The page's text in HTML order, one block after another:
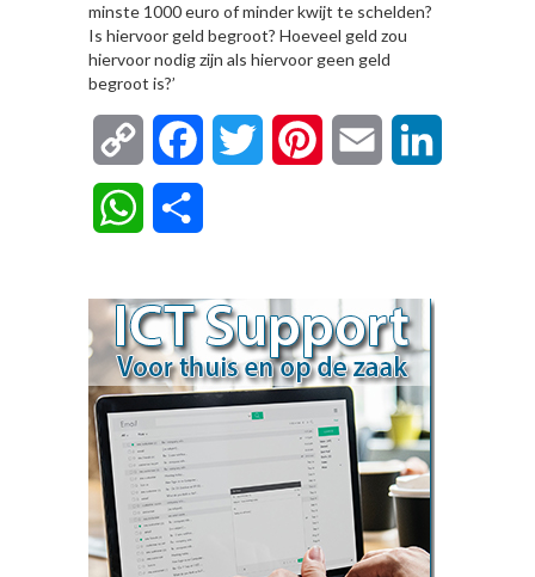
minste 1000 euro of minder kwijt te schelden?
Is hiervoor geld begroot? Hoeveel geld zou
hiervoor nodig zijn als hiervoor geen geld
begroot is?’
Copy
Link
FacebookTwitter Pinterest Email
WhatsApp